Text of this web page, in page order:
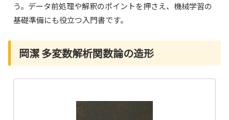
う。データ前処理や解釈のポイントを押さえ、機械学習の
基礎準備にも役立つ入門書です。
岡潔 多変数解析関数論の造形